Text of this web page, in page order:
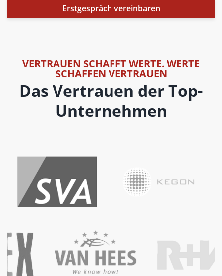
Erstgespräch vereinbaren
VERTRAUEN SCHAFFT WERTE. WERTE
SCHAFFEN VERTRAUEN
Das Vertrauen der Top-
Unternehmen